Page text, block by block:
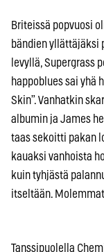
Briteissä popvuosi
bändien yllättäjäksi
levyllä, Supergrass
happoblues sai yhä
Skin”. Vanhatkin
albumin ja James
taas sekoitti pakan
kauaksi vanhoista
kuin tyhjästä
itseltään.
Tanssipuolella